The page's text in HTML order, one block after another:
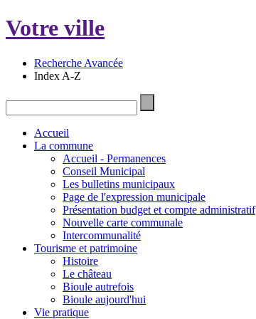
Votre ville
Recherche Avancée
Index A-Z
Accueil
La commune
Accueil - Permanences
Conseil Municipal
Les bulletins municipaux
Page de l'expression municipale
Présentation budget et compte administratif
Nouvelle carte communale
Intercommunalité
Tourisme et patrimoine
Histoire
Le château
Bioule autrefois
Bioule aujourd'hui
Vie pratique